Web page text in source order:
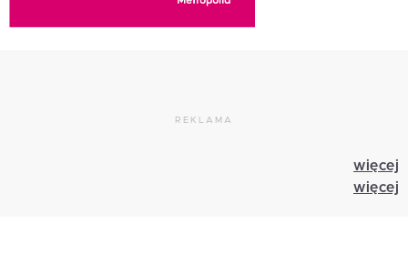
REKLAMA
więcej
więcej